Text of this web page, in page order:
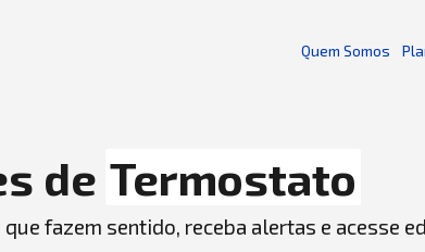
Quem Somos
de Termostato
fazem sentido, receba alertas e acesse